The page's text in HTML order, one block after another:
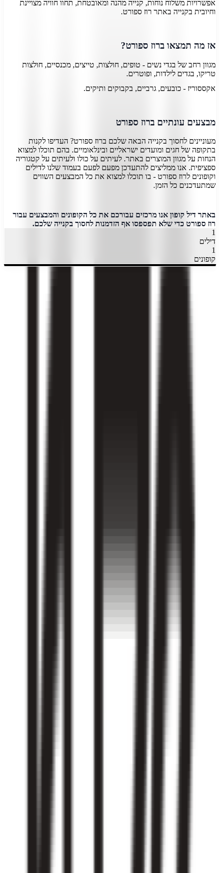
אפשרויות משלוח נוחות, קנייה מהנה ומאובטחת, תחוו חוויה מצויינת
וחיובית בקנייה באתר רוז ספורט.
אז מה תמצאו ברוז ספורט?
מגוון רחב של בגדי נשים - טופים, חולצות, טייצים, מכנסיים, חולצות
טריקו, בגדים לילדות, ופוטרים.
אקססוריז - כובעים, גרביים, בקבוקים ותיקים.
מבצעים עונתיים ברוז ספורט
מעוניינים לחסוך בקנייה הבאה שלכם ברוז ספורט? העדיפו לקנות
בתקופה של חגים ומועדים ישראליים ובינלאומיים. בהם תוכלו למצוא
הנחות על מגוון המוצרים באתר. לעיתים על כולו ולעיתים על קטגוריה
ספציפית. אנו ממליצים להתעדכן מפעם לפעם בעמוד שלנו לדילים
וקופונים לרוז ספורט - בו תוכלו למצוא את כל המבצעים השווים
שמתעדכנים כל הזמן.
באתר דיל קופון אנו מרכזים עבורכם את כל הקופונים והמבצעים עבור
רוז ספורט כדי שלא תפספסו אף הזדמנות לחסוך בקנייה שלכם.
1
דילים
1
קופונים